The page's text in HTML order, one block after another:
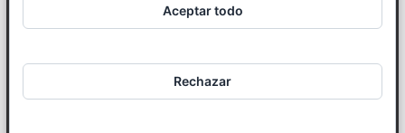
Ilustración de cuentos|Ilustrador freelance
Aceptar todo
Rechazar